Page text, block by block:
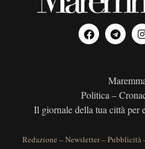
Politica –
Il giornale della tua città per
Redazione –Newsletter–Pubblicità